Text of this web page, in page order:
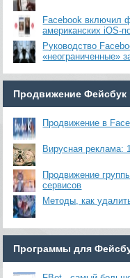
Facebook включил
американских iOS-
Руководство
«неограниченные»
Продвижение Фейсбук
Продвижение в
Вирусная реклама:
Продвижение
сервисов
Методы, как
Программы для